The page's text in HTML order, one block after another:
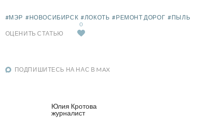
#МЭР #НОВОСИБИРСК #ЛОКОТЬ #РЕМОНТ ДОРОГ #ПЫЛЬ
ОЦЕНИТЬ СТАТЬЮ
0
ПОДПИШИТЕСЬ НА НАС В MAX
Юлия Кротова
журналист